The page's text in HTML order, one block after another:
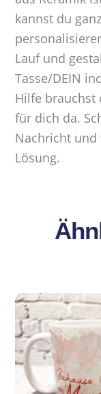
kannst du
Lauf und
Tasse/DEIN
Hilfe brauchst
für dich da.
Nachricht
Lösung.